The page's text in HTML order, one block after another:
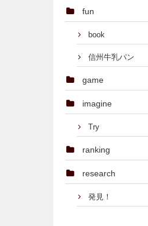
fun
book
信州牛乳パン
game
imagine
Try
ranking
research
発見！